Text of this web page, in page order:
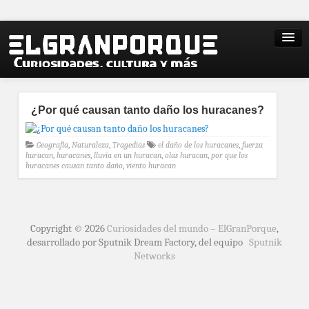
¿Por qué causan tanto daño los huracanes?
Geografía, Naturaleza, Tragedias el daño de los huracanes, fuerza
huracan, huracanes, lluvia en un huracan, olas huracan, por que los
huracanes causan tanto daño, viento huracan
Copyright © 2026Curiosidades del mundo – ElGranPorque,
desarrollado por Sputnik Dream Factory, del equipo Sputnik
Networks